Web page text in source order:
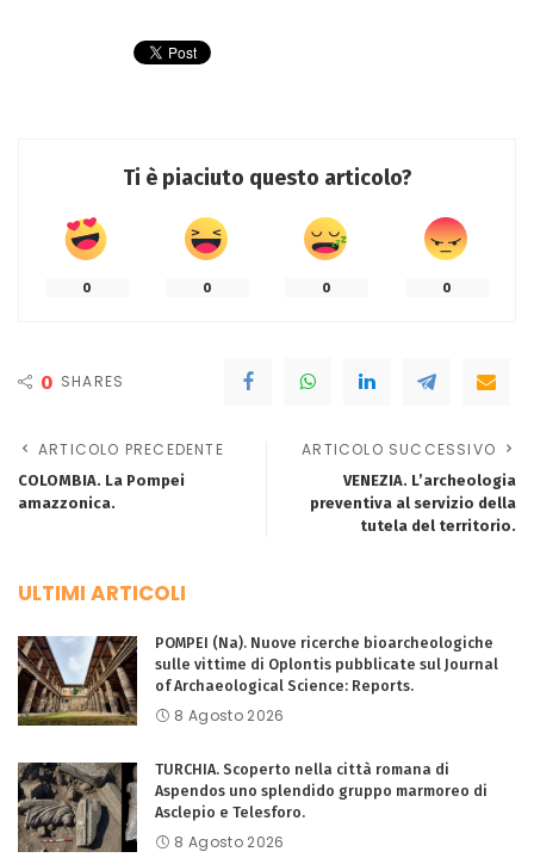
Ti è piaciuto questo articolo?
0 0 0 0
0 SHARES
ARTICOLO PRECEDENTE
COLOMBIA. La Pompei
amazzonica.
ARTICOLO SUCCESSIVO
VENEZIA. L’archeologia
preventiva al servizio della
tutela del territorio.
ULTIMI ARTICOLI
POMPEI (Na). Nuove ricerche bioarcheologiche
sulle vittime di Oplontis pubblicate sul Journal
of Archaeological Science: Reports.
8 Agosto 2026
TURCHIA. Scoperto nella città romana di
Aspendos uno splendido gruppo marmoreo di
Asclepio e Telesforo.
8 Agosto 2026